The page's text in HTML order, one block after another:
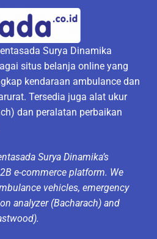
Surya Dinamika
situs belanja online yang
kendaraan ambulance dan
Tersedia juga alat ukur
dan peralatan perbaikan
Surya Dinamika’s
e-commerce platform. We
vehicles, emergency
analyzer (Bacharach) and